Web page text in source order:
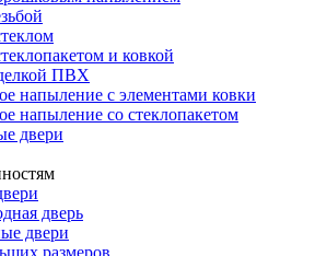
и ковкой
ПВХ
напыление с элементами ковки
напыление со стеклопакетом
двери
дверь
двери
размеров